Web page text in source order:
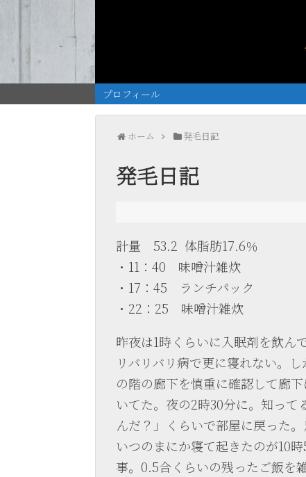
プロフィール
ホーム 発毛日記
発毛日記
計量 53.2 体脂肪17.6％
・11：40 味噌汁雑炊
・17：45 ランチパック
・22：25 味噌汁雑炊
昨夜は1時くらいに入眠剤を飲ん
リバリバリ病で更に寝れない。
の階の廊下を慎重に確認して廊
いてた。夜の2時30分に。知っ
んだ？」くらいで部屋に戻った
いつのまにか寝て起きたのが10
事。0.5合くらいの残ったご飯を